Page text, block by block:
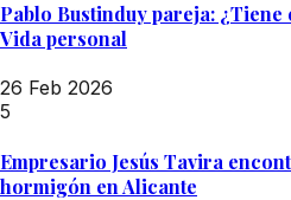
Pablo Bustinduy pareja: ¿Tiene
Vida personal
26 Feb 2026
5
Empresario Jesús Tavira
hormigón en Alicante